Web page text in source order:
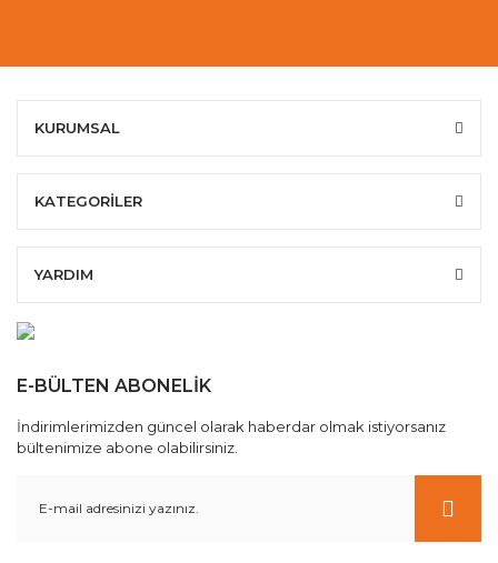
KURUMSAL
KATEGORİLER
YARDIM
E-BÜLTEN ABONELİK
İndirimlerimizden güncel olarak haberdar olmak istiyorsanız
bültenimize abone olabilirsiniz.